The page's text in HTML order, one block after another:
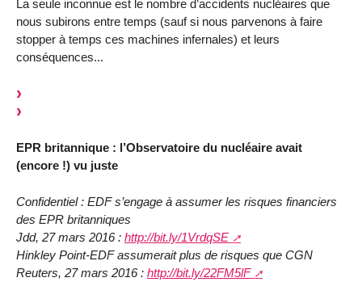
La seule inconnue est le nombre d’accidents nucléaires que
nous subirons entre temps (sauf si nous parvenons à faire
stopper à temps ces machines infernales) et leurs
conséquences...
EPR britannique : l’Observatoire du nucléaire avait
(encore !) vu juste
Confidentiel : EDF s’engage à assumer les risques financiers
des EPR britanniques
Jdd, 27 mars 2016 : http://bit.ly/1VrdqSE
Hinkley Point-EDF assumerait plus de risques que CGN
Reuters, 27 mars 2016 : http://bit.ly/22FM5lF